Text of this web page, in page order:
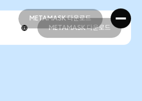
METAMASK 다운로드
METAMASK 다운로드
METAMASK 다운로드